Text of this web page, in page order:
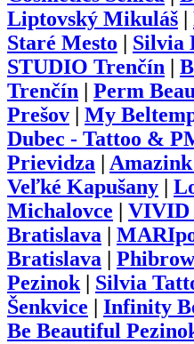
Liptovský Mikuláš
Staré Mesto
Silvia
STUDIO Trenčín
Trenčín
Perm
Prešov
My
Dubec - Tattoo &
Prievidza
Veľké Kapušany
Michalovce
VIVID
Bratislava
Bratislava
Pezinok| Silvia
Šenkvice
Infinity
Be Beautiful